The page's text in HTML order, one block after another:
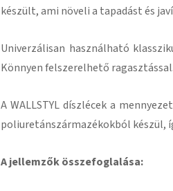
készült, ami növeli a tapadást és
Univerzálisan használható
Könnyen felszerelhető ragasztással
A WALLSTYL díszlécek a
poliuretánszármazékokból készül,
A jellemzők összefoglalása: